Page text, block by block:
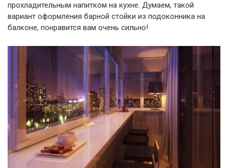
прохладительным напитком на кухне. Думаем, такой
вариант оформления барной стойки из подоконника на
балконе, понравится вам очень сильно!